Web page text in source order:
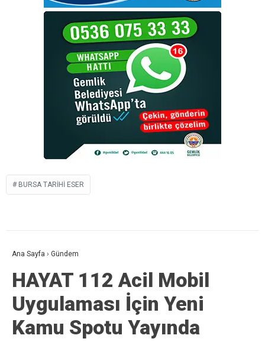
BURSA TARIHI ESER
Ana Sayfa › Gündem
HAYAT 112 Acil Mobil
Uygulaması İçin Yeni
Kamu Spotu Yayında